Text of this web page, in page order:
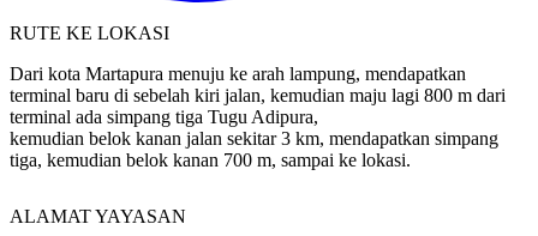
RUTE KE LOKASI
Dari kota Martapura menuju ke arah lampung, mendapatkan
terminal baru di sebelah kiri jalan, kemudian maju lagi 800 m dari
terminal ada simpang tiga Tugu Adipura,
kemudian belok kanan jalan sekitar 3 km, mendapatkan simpang
tiga, kemudian belok kanan 700 m, sampai ke lokasi.
ALAMAT YAYASAN